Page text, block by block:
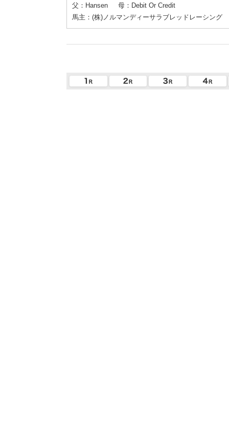
父：Hansen
母：Debit Or Credit
馬主：(株)ノルマンディーサラブレッドレーシング